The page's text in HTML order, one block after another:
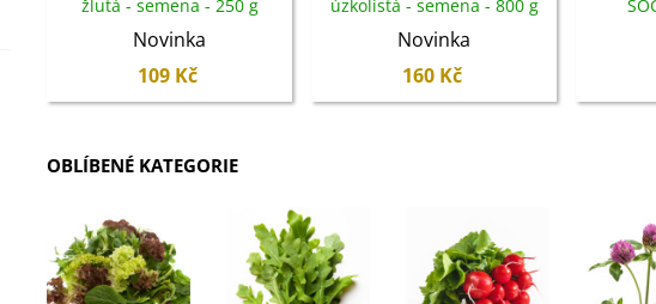
56 Kč
BIO Stévie sladká - Stevia
rebaudiana - bio...
Jetel zvrácený - Trifolium
žlutá - semena - 250 g
Novinka
109 Kč
úzkolistá - semena - 800 g
Novinka
160 Kč
OBLÍBENÉ KATEGORIE